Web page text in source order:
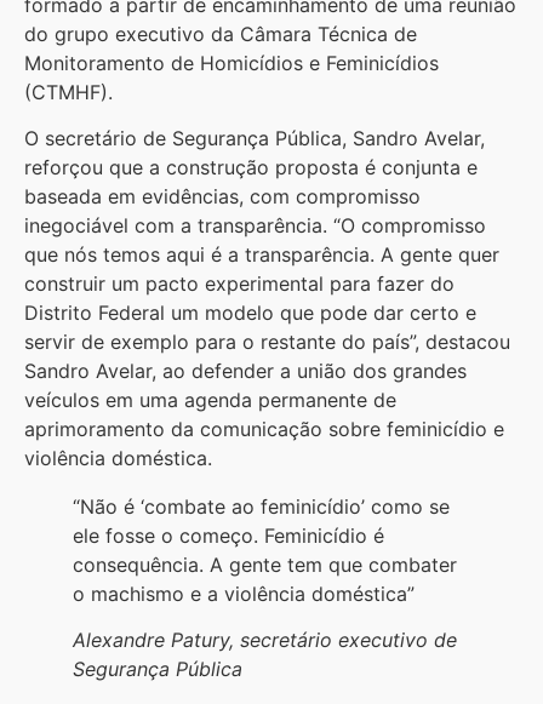
do grupo executivo da Câmara Técnica de
Monitoramento de Homicídios e Feminicídios
(CTMHF).
O secretário de Segurança Pública, Sandro Avelar,
reforçou que a construção proposta é conjunta e
baseada em evidências, com compromisso
inegociável com a transparência. “O compromisso
que nós temos aqui é a transparência. A gente quer
construir um pacto experimental para fazer do
Distrito Federal um modelo que pode dar certo e
servir de exemplo para o restante do país”, destacou
Sandro Avelar, ao defender a união dos grandes
veículos em uma agenda permanente de
aprimoramento da comunicação sobre feminicídio e
violência doméstica.
“Não é ‘combate ao feminicídio’ como se
ele fosse o começo. Feminicídio é
consequência. A gente tem que combater
o machismo e a violência doméstica”
Alexandre Patury, secretário executivo de
Segurança Pública